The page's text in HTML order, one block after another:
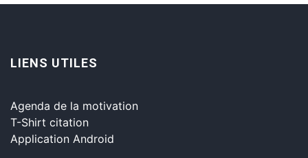
LIENS UTILES
Agenda de la motivation
T-Shirt citation
Application Android